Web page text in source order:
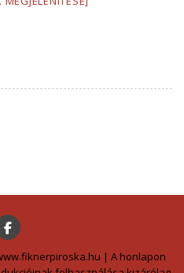
| A honlapon